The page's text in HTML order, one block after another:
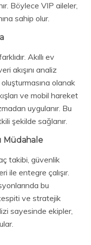
Böylece VIP aileler,
sahip olur.
Akıllı ev
akışını analiz
olanak
ve mobil hareket
uygulanır. Bu
şekilde sağlanır.
Müdahale
takibi, güvenlik
ile entegre çalışır.
bu
ve stratejik
sayesinde ekipler,